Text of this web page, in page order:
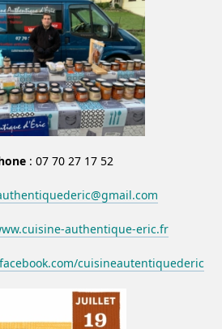
: 07 70 27 17 52
authentique-eric.fr
cuisineautentiquederic